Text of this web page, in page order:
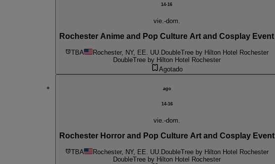
14-16
vie.-dom.
Rochester Anime and Pop Culture Art and Cosplay Event
TBA Rochester, NY, EE. UU. DoubleTree by Hilton Hotel Rochester
DoubleTree by Hilton Hotel Rochester
Agotado
ago
14-16
vie.-dom.
Rochester Horror and Pop Culture Art and Cosplay Event
TBA Rochester, NY, EE. UU. DoubleTree by Hilton Hotel Rochester
DoubleTree by Hilton Hotel Rochester